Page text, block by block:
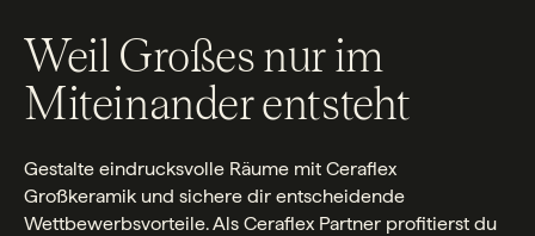
Weil Großes nur im
Miteinander entsteht
Gestalte eindrucksvolle Räume mit Ceraflex
Großkeramik und sichere dir entscheidende
Wettbewerbsvorteile. Als Ceraflex Partner profitierst du